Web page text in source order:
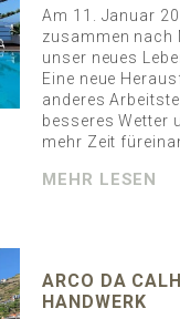
Am 11. Januar
zusammen nach
unser neues
Eine neue
anderes
besseres Wetter
mehr Zeit
MEHR LESEN
ARCO DA
HANDWERK